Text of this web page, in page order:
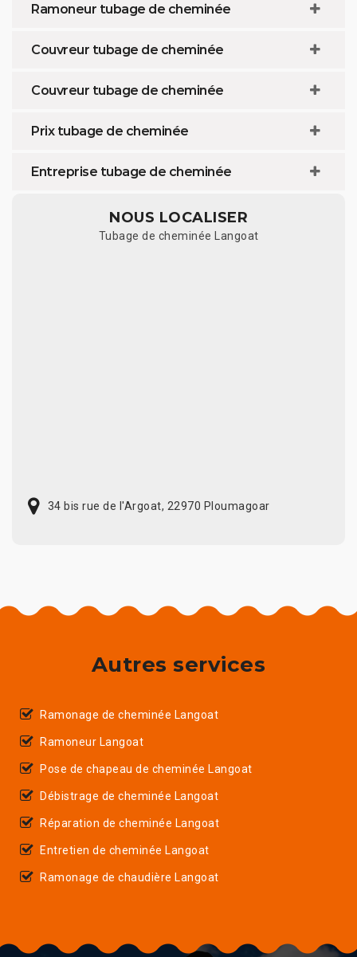
Ramoneur tubage de cheminée
Couvreur tubage de cheminée
Couvreur tubage de cheminée
Prix tubage de cheminée
Entreprise tubage de cheminée
NOUS LOCALISER
Tubage de cheminée Langoat
34 bis rue de l'Argoat, 22970 Ploumagoar
Autres services
Ramonage de cheminée Langoat
Ramoneur Langoat
Pose de chapeau de cheminée Langoat
Débistrage de cheminée Langoat
Réparation de cheminée Langoat
Entretien de cheminée Langoat
Ramonage de chaudière Langoat